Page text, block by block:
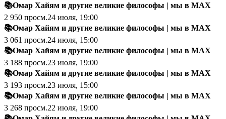
📚Омар Хайям и другие великие философы | мы в MAX
2 950 просм.24 июля, 19:00
📚Омар Хайям и другие великие философы | мы в MAX
3 061 просм.24 июля, 15:00
📚Омар Хайям и другие великие философы | мы в MAX
3 188 просм.23 июля, 19:00
📚Омар Хайям и другие великие философы | мы в MAX
3 193 просм.23 июля, 15:00
📚Омар Хайям и другие великие философы | мы в MAX
3 268 просм.22 июля, 19:00